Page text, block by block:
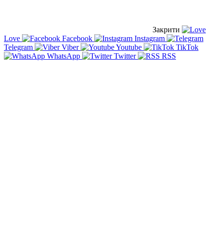
Закрити
Love
Facebook
Instagram
Telegram
Viber Youtube
TikTok
WhatsApp
Twitter RSS